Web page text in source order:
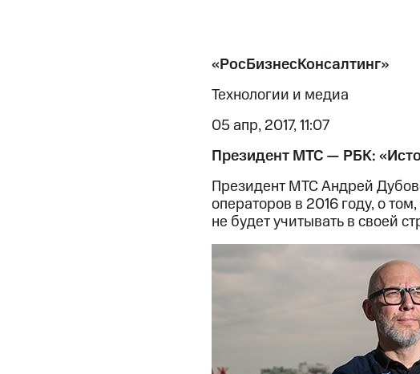
«РосБизнесКонсалтинг»
Технологии и медиа
05 апр, 2017, 11:07
Президент МТС — РБК:
Президент МТС Андрей
операторов в 2016 году, о
не будет учитывать в своей